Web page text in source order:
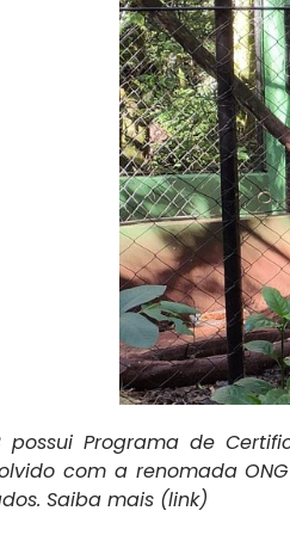
possui Programa de
com a renomada
Saiba mais (link)